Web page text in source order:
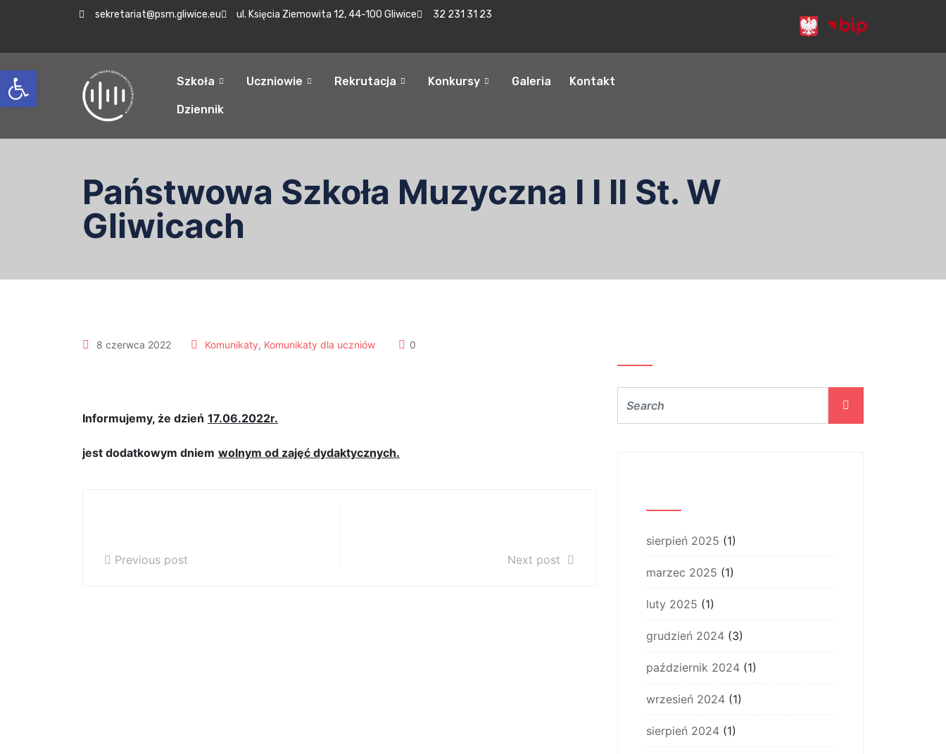
Otwórz pasek narzędzi
sekretariat@psm.gliwice.eu ul. Księcia Ziemowita 12, 44-100 Gliwice 32 231 31 23
Szkoła Uczniowie Rekrutacja Konkursy Galeria Kontakt
Dziennik
Państwowa Szkoła Muzyczna I I II St. W
Gliwicach
8 czerwca 2022 Komunikaty, Komunikaty dla uczniów 0
Informujemy, że dzień 17.06.2022r.
jest dodatkowym dniem wolnym od zajęć dydaktycznych.
Previous post
Next post
sierpień 2025 (1)
marzec 2025 (1)
luty 2025 (1)
grudzień 2024 (3)
październik 2024 (1)
wrzesień 2024 (1)
sierpień 2024 (1)